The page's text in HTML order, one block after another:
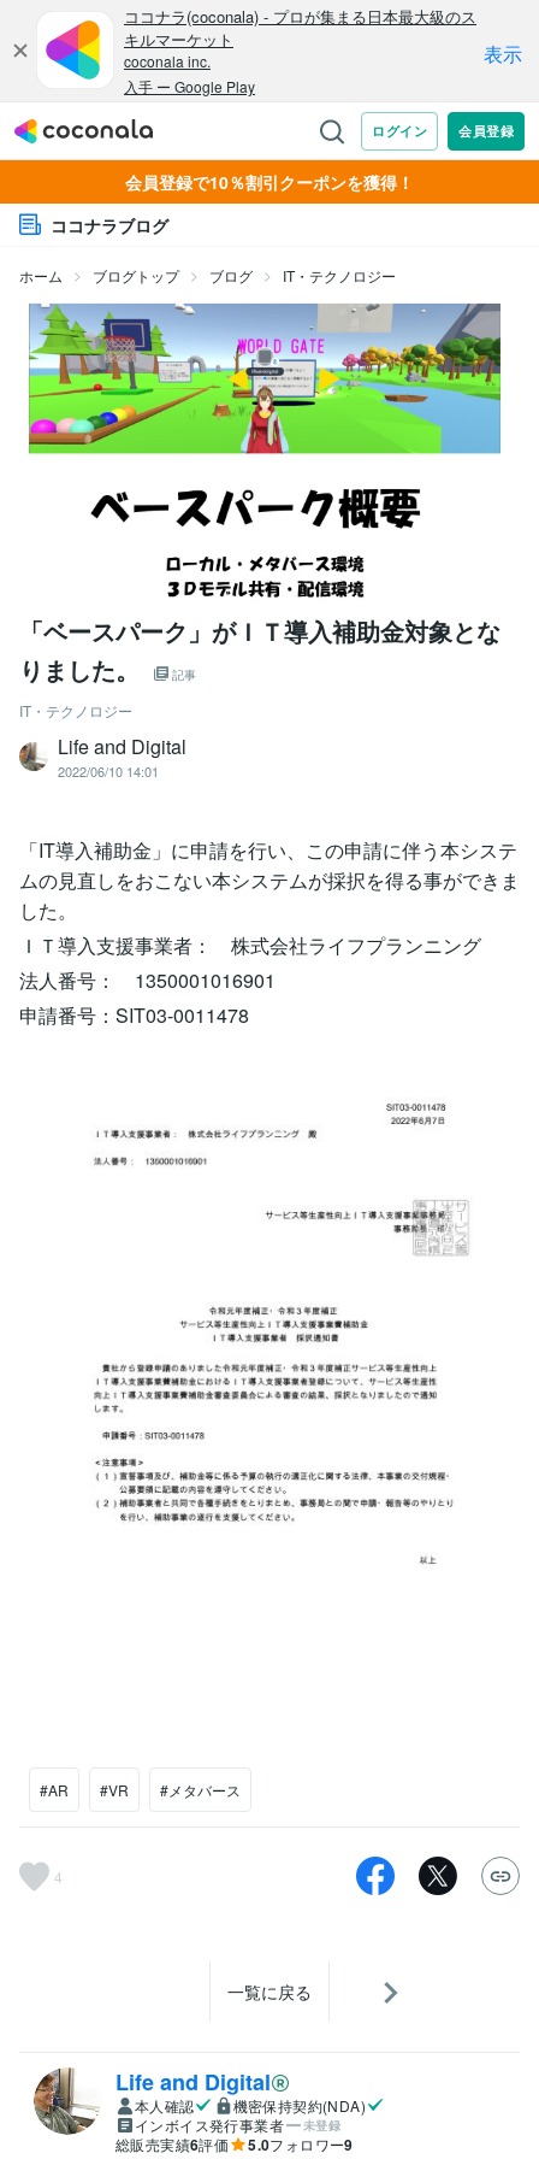
会員登録で10％割引クーポンを獲得！
ココナラブログ
ホーム ブログトップ ブログ IT・テクノロジー
「ベースパーク」がＩＴ導入補助金対象とな
りました。
記事
IT・テクノロジー
Life and Digital
2022/06/10 14:01
「IT導入補助金」に申請を行い、この申請に伴う本システ
ムの見直しをおこない本システムが採択を得る事ができま
した。
ＩＴ導入支援事業者： 株式会社ライフプランニング
法人番号： 1350001016901
申請番号：SIT03-0011478
#AR #VR #メタバース
4
一覧に戻る
Life and Digital
本人確認
機密保持契約(NDA)
インボイス発行事業者
未登録
総販売実績6評価 5.0フォロワー9